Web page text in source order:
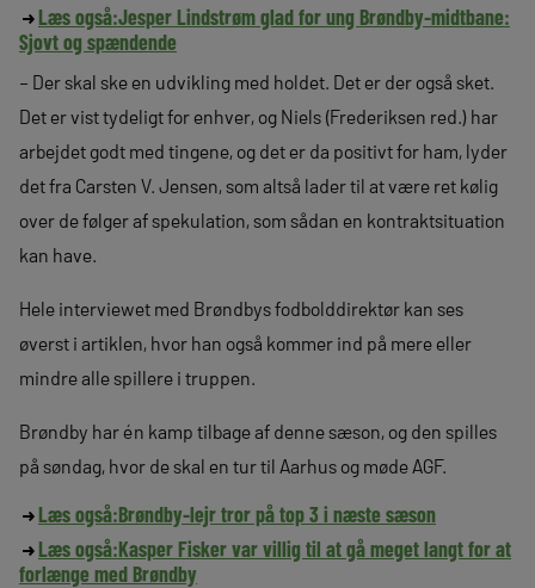
Læs også:Jesper Lindstrøm glad for ung Brøndby-midtbane:
Sjovt og spændende
– Der skal ske en udvikling med holdet. Det er der også sket.
Det er vist tydeligt for enhver, og Niels (Frederiksen red.) har
arbejdet godt med tingene, og det er da positivt for ham, lyder
det fra Carsten V. Jensen, som altså lader til at være ret kølig
over de følger af spekulation, som sådan en kontraktsituation
kan have.
Hele interviewet med Brøndbys fodbolddirektør kan ses
øverst i artiklen, hvor han også kommer ind på mere eller
mindre alle spillere i truppen.
Brøndby har én kamp tilbage af denne sæson, og den spilles
på søndag, hvor de skal en tur til Aarhus og møde AGF.
Læs også:Brøndby-lejr tror på top 3 i næste sæson
Læs også:Kasper Fisker var villig til at gå meget langt for at
forlænge med Brøndby